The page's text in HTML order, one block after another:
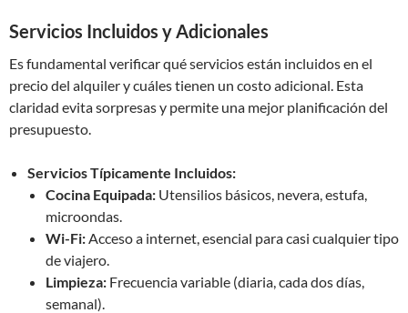
Servicios Incluidos y Adicionales
Es fundamental verificar qué servicios están incluidos en el
precio del alquiler y cuáles tienen un costo adicional. Esta
claridad evita sorpresas y permite una mejor planificación del
presupuesto.
Servicios Típicamente Incluidos:
Cocina Equipada: Utensilios básicos, nevera, estufa,
microondas.
Wi-Fi:Acceso a internet, esencial para casi cualquier tipo
de viajero.
Limpieza: Frecuencia variable (diaria, cada dos días,
semanal).